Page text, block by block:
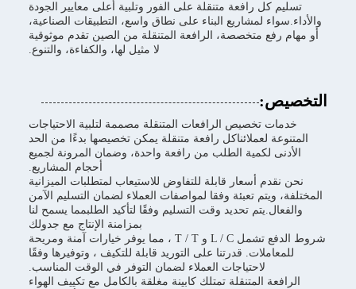
تسليم كل رافعة متنقلة على الفور وتلبية أعلى معايير الجودة
والأداء.سواء لمشاريع البناء على نطاق واسع، التطبيقات الصناعية،
أو مهام رفع متخصصة، الرافعة المتنقلة من الصين تقدم موثوقية
لا مثيل لها، والكفاءة، والتنوع.
التخصيص:
خدمات تخصيص الرافعات المتنقلة مصممة لتلبية الاحتياجات
المتنوعة لعملائناكل رافعة متنقلة يمكن تخصيصها بدءًا من الحد
الأدنى لكمية الطلب من رافعة واحدة، وضمان المرونة لجميع
أحجام المشاريع.
نحن نقدم أسعار قابلة للتفاوض للاستيعاب لمتطلبات الميزانية
المختلفة، ويتم تعبئة وفقا لمواصفات العملاء لضمان التسليم الآمن
والفعال.يتم تحديد وقت التسليم وفقًا لتأكيد الطلبمما يسمح لنا
بمزامنة الإنتاج مع جدولك
شروط الدفع تشمل L / C و T / T ، مما يوفر خيارات آمنة ومريحة
للمعاملات. قدرتنا على التوريد قابلة للتكيف ، وتوفيرها وفقًا
لاحتياجات العملاء لضمان التوفر في الوقت المناسب.
الرافعة المتنقلة تمتلك كابينة مغلقة بالكامل مع تكييف الهواء